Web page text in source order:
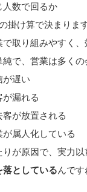
人数で回るか
掛け算で決まります
で取り組みやすく
純で、営業は多くの
が遅い
が漏れる
客が放置される
が属人化している
りが原因で、実力
落としているんです